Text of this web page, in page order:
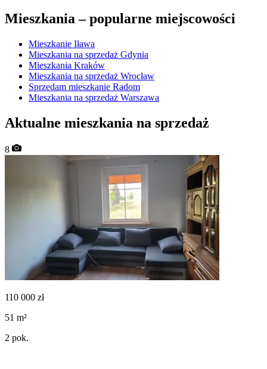
Mieszkania –popularne miejscowości
Mieszkanie Iława
Mieszkania na sprzedaż Gdynia
Mieszkania Kraków
Mieszkania na sprzedaż Wrocław
Sprzedam mieszkanie Radom
Mieszkania na sprzedaż Warszawa
Aktualne mieszkania na sprzedaż
8
110 000 zł
51 m²
2 pok.